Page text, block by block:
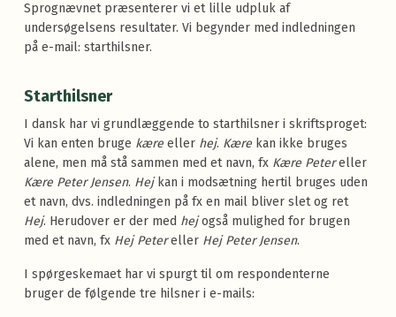
Sprognævnet præsenterer vi et lille udpluk af
undersøgelsens resultater. Vi begynder med indledningen
på e-mail: starthilsner.
Starthilsner
I dansk har vi grundlæggende to starthilsner i skriftsproget:
Vi kan enten bruge kære eller hej. Kærekan ikke bruges
alene, men må stå sammen med et navn, fx Kære Petereller
Kære Peter Jensen. Hejkan i modsætning hertil bruges uden
et navn, dvs. indledningen på fx en mail bliver slet og ret
Hej. Herudover er der med hejogså mulighed for brugen
med et navn, fx Hej Petereller Hej Peter Jensen.
I spørgeskemaet har vi spurgt til om respondenterne
bruger de følgende tre hilsner i e-mails: